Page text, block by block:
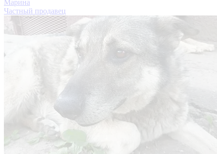
Марина
Частный продавец